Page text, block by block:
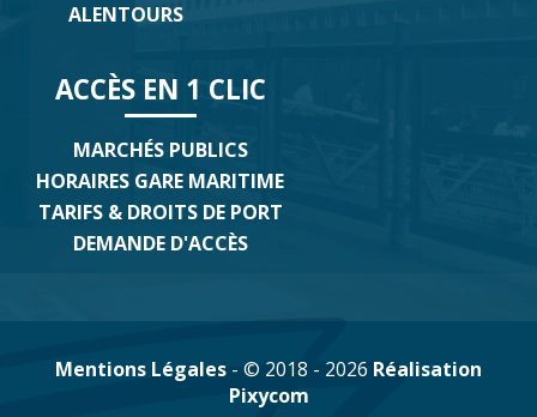
ALENTOURS
ACCÈS EN 1 CLIC
MARCHÉS PUBLICS
HORAIRES GARE MARITIME
TARIFS & DROITS DE PORT
DEMANDE D'ACCÈS
Mentions Légales - © 2018 - 2026 Réalisation
Pixycom